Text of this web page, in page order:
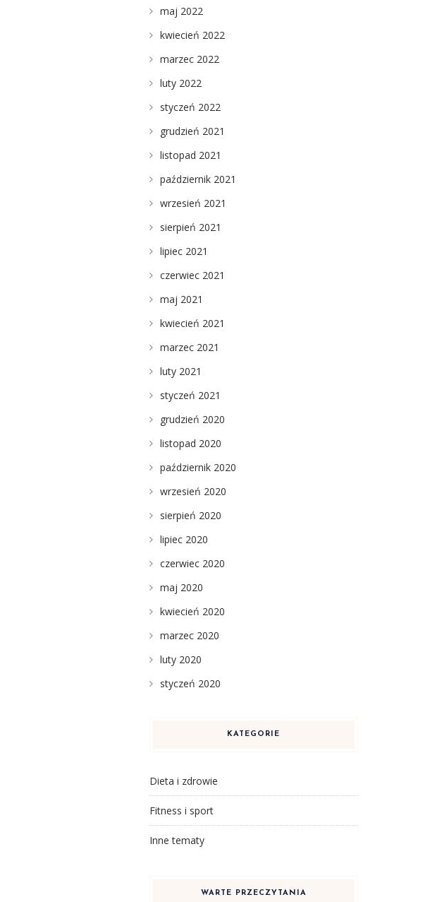
maj 2022
kwiecień 2022
marzec 2022
luty 2022
styczeń 2022
grudzień 2021
listopad 2021
październik 2021
wrzesień 2021
sierpień 2021
lipiec 2021
czerwiec 2021
maj 2021
kwiecień 2021
marzec 2021
luty 2021
styczeń 2021
grudzień 2020
listopad 2020
październik 2020
wrzesień 2020
sierpień 2020
lipiec 2020
czerwiec 2020
maj 2020
kwiecień 2020
marzec 2020
luty 2020
styczeń 2020
KATEGORIE
Dieta i zdrowie
Fitness i sport
Inne tematy
WARTE PRZECZYTANIA